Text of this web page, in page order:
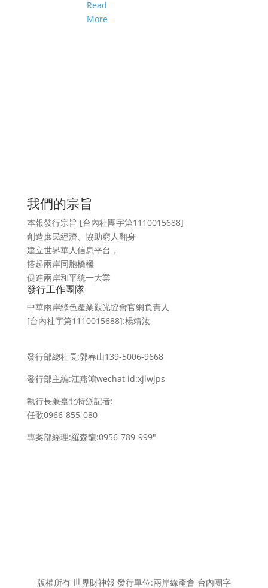
Read
More
我們的宗旨
本報發行宗旨 [台內社團字第1110015688]
創造庶民經濟、協助窮人翻身
建立世界華人信息平台，
搭起兩岸同胞橋樑
促進兩岸和平統一大業
發行工作團隊
中華兩岸綠色產業觀光協會官網負責人
[台內社字第1110015688]:楊靖汝
發行部總社長:郭春山139-5006-9668
發行部主編:江燕鴻wechat id:xjlwjps
執行長兼臺北特派記者:
任歌0966-855-080
專案部經理:羅森龍:0956-789-999″
版權所有 世界財神報 發行單位:兩岸綠產會 台內團字